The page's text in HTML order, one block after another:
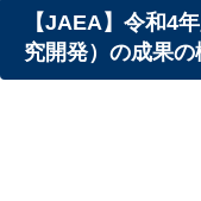
【JAEA】令和4
究開発）の成果